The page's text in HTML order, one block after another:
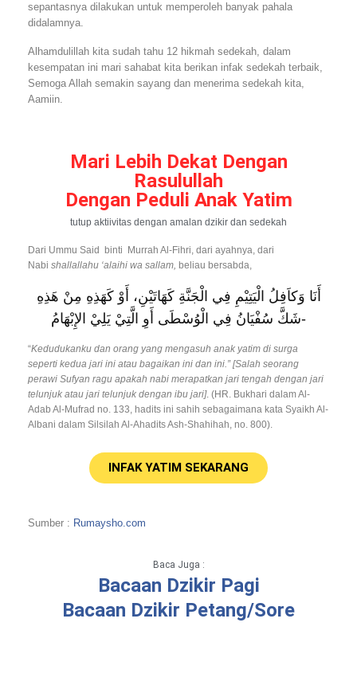
sepantasnya dilakukan untuk memperoleh banyak pahala
didalamnya.
Alhamdulillah kita sudah tahu 12 hikmah sedekah, dalam
kesempatan ini mari sahabat kita berikan infak sedekah terbaik,
Semoga Allah semakin sayang dan menerima sedekah kita,
Aamiin.
Mari Lebih Dekat Dengan
Rasulullah
Dengan Peduli Anak Yatim
tutup aktiivitas dengan amalan dzikir dan sedekah
Dari Ummu Said binti Murrah Al-Fihri, dari ayahnya, dari
Nabi shallallahu ‘alaihi wa sallam, beliau bersabda,
أَنَا وَكاَفِلُ الْيَتِيْمِ فِي الْجَنَّةِ كَهَاتَيْنِ، أَوْ كَهَذِهِ مِنْ هَذِهِ
-شَكَّ سُفْيَانُ فِي الْوُسْطَى أَوِ الَّتِيْ يَلِيْ الإِبْهَامُ
“Kedudukanku dan orang yang mengasuh anak yatim di surga
seperti kedua jari ini atau bagaikan ini dan ini.” [Salah seorang
perawi Sufyan ragu apakah nabi merapatkan jari tengah dengan jari
telunjuk atau jari telunjuk dengan ibu jari]. (HR. Bukhari dalam Al-
Adab Al-Mufrad no. 133, hadits ini sahih sebagaimana kata Syaikh Al-
Albani dalam Silsilah Al-Ahadits Ash-Shahihah, no. 800).
INFAK YATIM SEKARANG
Sumber : Rumaysho.com
Baca Juga :
Bacaan Dzikir Pagi
Bacaan Dzikir Petang/Sore